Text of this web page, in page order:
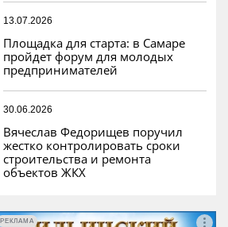
13.07.2026
Площадка для старта: в Самаре
пройдет форум для молодых
предпринимателей
30.06.2026
Вячеслав Федорищев поручил
жестко контролировать сроки
строительства и ремонта
объектов ЖКХ
РЕКЛАМА